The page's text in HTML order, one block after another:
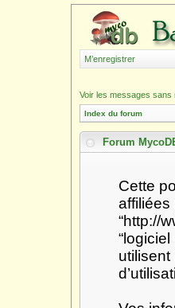
M’enregistrer
Voir les messages sans
Index du forum
Forum
Cette
affiliées
“http://
“logiciel
utilisent